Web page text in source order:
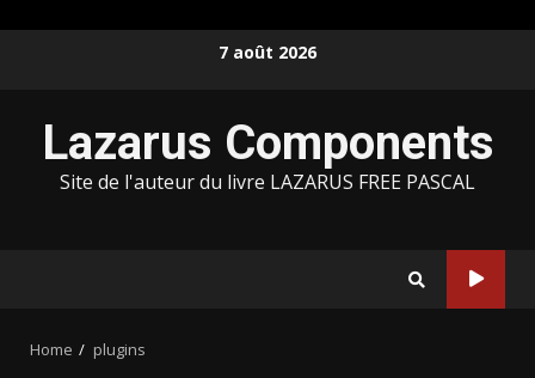
7 août 2026
Lazarus Components
Site de l'auteur du livre LAZARUS FREE PASCAL
Home plugins